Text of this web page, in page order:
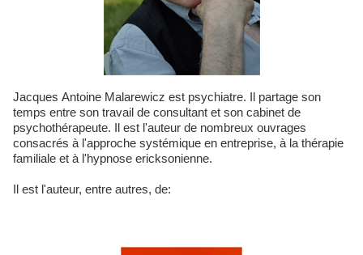
Jacques Antoine Malarewicz est psychiatre. Il partage son
temps entre son travail de consultant et son cabinet de
psychothérapeute. Il est l'auteur de nombreux ouvrages
consacrés à l'approche systémique en entreprise, à la thérapie
familiale et à l'hypnose ericksonienne.
Il est l'auteur, entre autres, de: